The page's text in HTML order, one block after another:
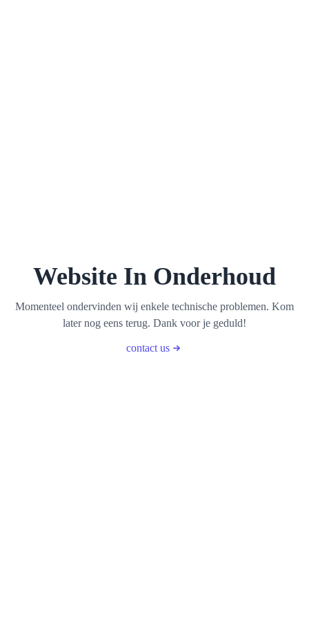
Website In Onderhoud
Momenteel ondervinden wij enkele technische problemen. Kom
later nog eens terug. Dank voor je geduld!
contact us